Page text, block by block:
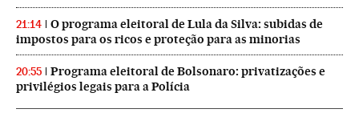
21:14
O programa eleitoral de Lula da Silva: subidas de
impostos para os ricos e proteção para as minorias
20:55
Programa eleitoral de Bolsonaro: privatizações e
privilégios legais para a Polícia